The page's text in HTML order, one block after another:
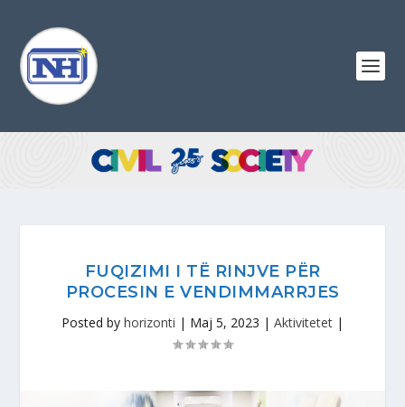
FUQIZIMI I TË RINJVE PËR
PROCESIN E VENDIMMARRJES
Posted by horizonti | Maj 5, 2023 | Aktivitetet |